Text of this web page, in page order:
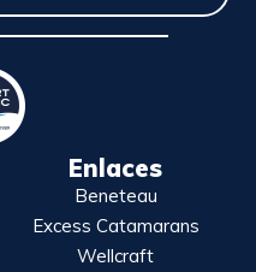
Enlaces
Beneteau
Excess Catamarans
Wellcraft